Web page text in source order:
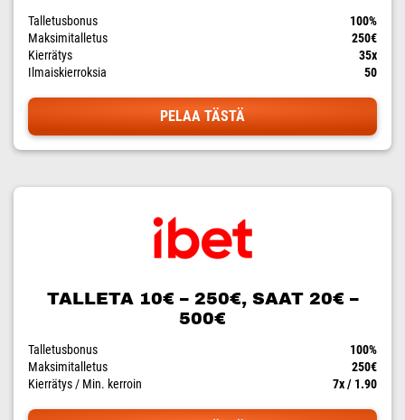
Talletusbonus
100%
Maksimitalletus
250€
Kierrätys
35x
Ilmaiskierroksia
50
PELAA TÄSTÄ
TALLETA 10€ – 250€, SAAT 20€ –
500€
Talletusbonus
100%
Maksimitalletus
250€
Kierrätys / Min. kerroin
7x / 1.90